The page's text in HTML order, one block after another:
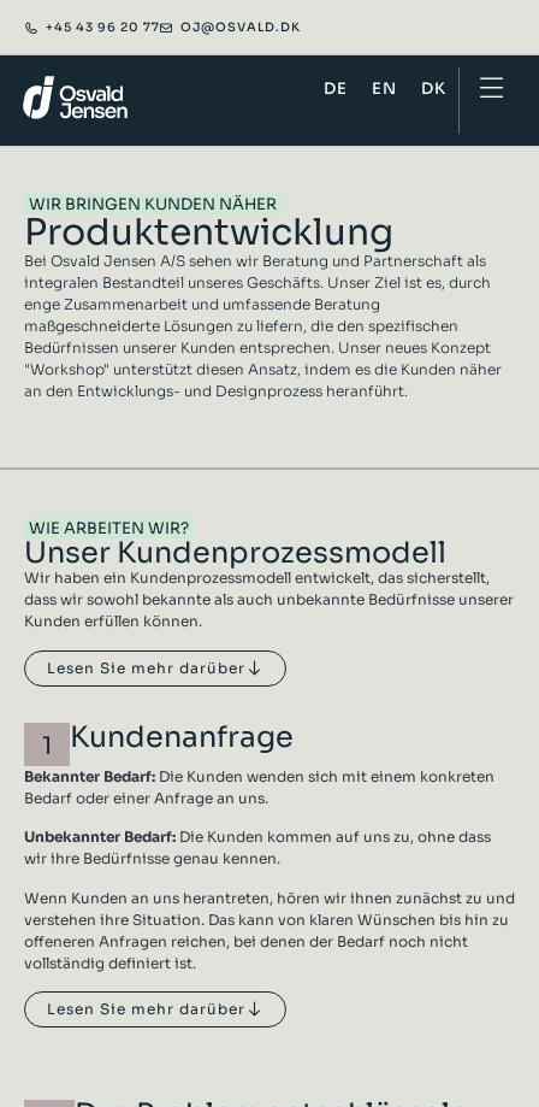
+45 43 96 20 77 OJ@OSVALD.DK​
DE EN DK
WIR BRINGEN KUNDEN NÄHER
Produktentwicklung
Bei Osvald Jensen A/S sehen wir Beratung und Partnerschaft als
integralen Bestandteil unseres Geschäfts. Unser Ziel ist es, durch
enge Zusammenarbeit und umfassende Beratung
maßgeschneiderte Lösungen zu liefern, die den spezifischen
Bedürfnissen unserer Kunden entsprechen. Unser neues Konzept
"Workshop" unterstützt diesen Ansatz, indem es die Kunden näher
an den Entwicklungs- und Designprozess heranführt.
WIE ARBEITEN WIR?
Unser Kundenprozessmodell
Wir haben ein Kundenprozessmodell entwickelt, das sicherstellt,
dass wir sowohl bekannte als auch unbekannte Bedürfnisse unserer
Kunden erfüllen können.
Lesen Sie mehr darüber
1 Kundenanfrage
Bekannter Bedarf: Die Kunden wenden sich mit einem konkreten
Bedarf oder einer Anfrage an uns.
Unbekannter Bedarf: Die Kunden kommen auf uns zu, ohne dass
wir ihre Bedürfnisse genau kennen.
Wenn Kunden an uns herantreten, hören wir ihnen zunächst zu und
verstehen ihre Situation. Das kann von klaren Wünschen bis hin zu
offeneren Anfragen reichen, bei denen der Bedarf noch nicht
vollständig definiert ist.
Lesen Sie mehr darüber